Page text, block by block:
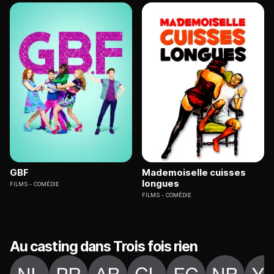
GBF
FILMS COMÉDIE
Mademoiselle cuisses
longues
FILMS COMÉDIE
Au casting dans Trois fois rien